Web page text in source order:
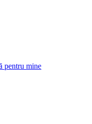
pentru mine